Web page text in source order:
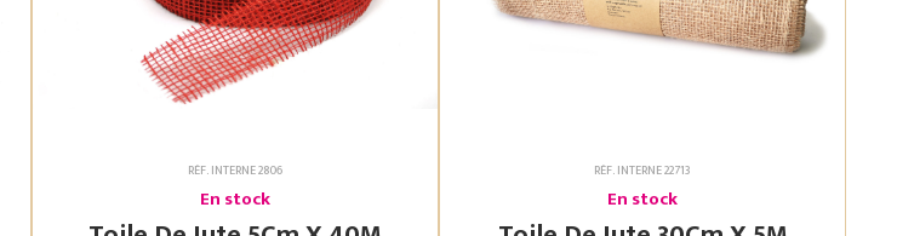
RÉF. INTERNE 2806
En stock
RÉF. INTERNE 22713
En stock